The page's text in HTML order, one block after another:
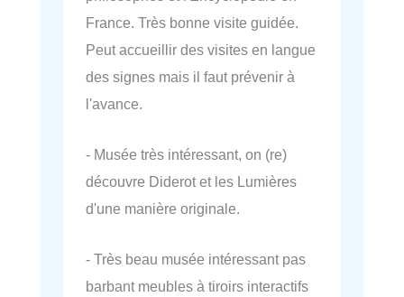
France. Très bonne visite guidée.
Peut accueillir des visites en langue
des signes mais il faut prévenir à
l'avance.
- Musée très intéressant, on (re)
découvre Diderot et les Lumières
d'une manière originale.
- Très beau musée intéressant pas
barbant meubles à tiroirs interactifs